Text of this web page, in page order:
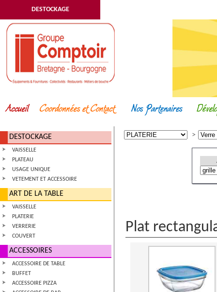
DESTOCKAGE
DESTOCKAGE
VAISSELLE
PLATEAU
USAGE UNIQUE
VETEMENT ET ACCESSOIRE
ART DE LA TABLE
VAISSELLE
PLATERIE
VERRERIE
COUVERT
ACCESSOIRES
ACCESSOIRE DE TABLE
BUFFET
ACCESSOIRE PIZZA
Plat